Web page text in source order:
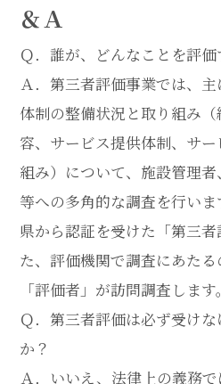
＆Ａ
Ｑ．誰が、どんなことを評価
Ａ．第三者評価事業では、
体制の整備状況と取り組み
容、サービス提供体制、サ
組み）について、施設管理
等への多角的な調査を行いま
県から認証を受けた「第三
た、評価機関で調査にあた
「評価者」が訪問調査します。
Ｑ．第三者評価は必ず受け
か？
Ａ．いいえ、法律上の義務